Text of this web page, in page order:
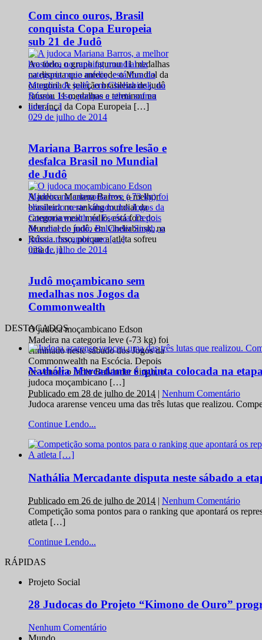
Com cinco ouros, Brasil
conquista Copa Europeia
sub 21 de Judô
Ao todo, o grupo faturou 11 medalhas
na disputa que antecede o Mundial da
categoria A seleção brasileira de judô
faturou 11 medalhas e terminou na
liderança da Copa Europeia […]
029 de julho de 2014
Mariana Barros sofre lesão e
desfalca Brasil no Mundial
de Judô
A judoca Mariana Barros, a melhor
brasileira no ranking mundial da
categoria meio médio, está fora do
Mundial de judô, em Cheliabinsk, na
Rússia. Isso, porque a atleta sofreu
uma […]
028 de julho de 2014
Judô moçambicano sem
medalhas nos Jogos da
Commonwealth
O judoca moçambicano Edson
Madeira na categoria leve (-73 kg) foi
eliminado neste sábado dos Jogos da
Commonwealth na Escócia. Depois
de vencer o índio Balvinder Singh, o
judoca moçambicano […]
DESTACADOS
Nathália Mercadante é quinta colocada na
Publicado em 28 de julho de 2014 | Nenhum Comentário
Judoca ararense venceu uma das três lutas que realizou.
Continue Lendo...
Nathália Mercadante disputa neste sábado a
Publicado em 26 de julho de 2014 | Nenhum Comentário
Competição soma pontos para o ranking que apontará os
atleta […]
Continue Lendo...
RÁPIDAS
Projeto Social
28 Judocas do Projeto “Kimono de Ouro”
Nenhum Comentário
Mundo